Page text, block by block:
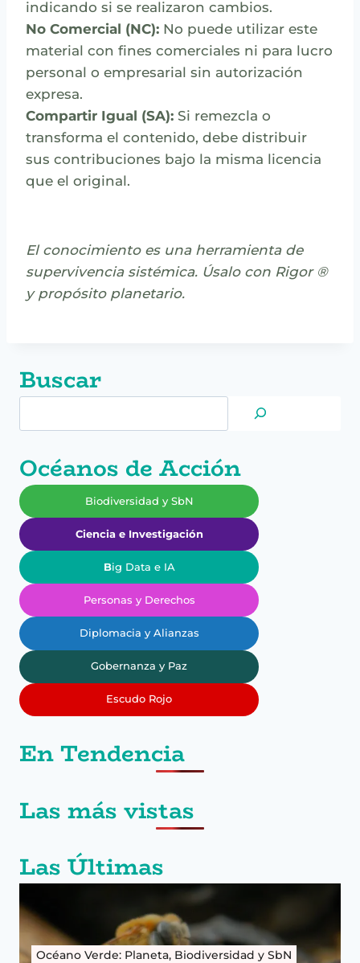
indicando si se realizaron cambios.
No Comercial (NC): No puede utilizar este
material con fines comerciales ni para lucro
personal o empresarial sin autorización
expresa.
Compartir Igual (SA): Si remezcla o
transforma el contenido, debe distribuir
sus contribuciones bajo la misma licencia
que el original.
El conocimiento es una herramienta de
supervivencia sistémica. Úsalo con Rigor ®
y propósito planetario.
Buscar
Océanos de Acción
Biodiversidad y SbN
Ciencia e Investigación
Big Data e IA
Personas y Derechos
Diplomacia y Alianzas
Gobernanza y Paz
Escudo Rojo
En Tendencia
Las más vistas
Las Últimas
Océano Verde: Planeta, Biodiversidad y SbN